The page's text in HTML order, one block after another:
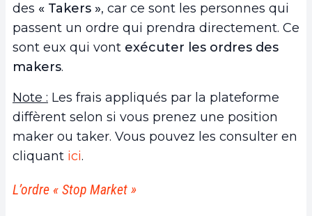
des « Takers », car ce sont les personnes qui
passent un ordre qui prendra directement. Ce
sont eux qui vont exécuter les ordres des
makers.
Note : Les frais appliqués par la plateforme
diffèrent selon si vous prenez une position
maker ou taker. Vous pouvez les consulter en
cliquant ici.
L’ordre « Stop Market »